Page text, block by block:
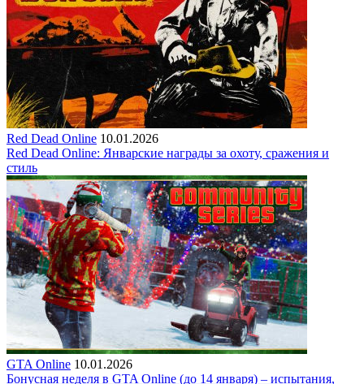
Red Dead Online 10.01.2026
Red Dead Online: Январские награды за охоту, сражения и
стиль
GTA Online 10.01.2026
Бонусная неделя в GTA Online (до 14 января) – испытания,